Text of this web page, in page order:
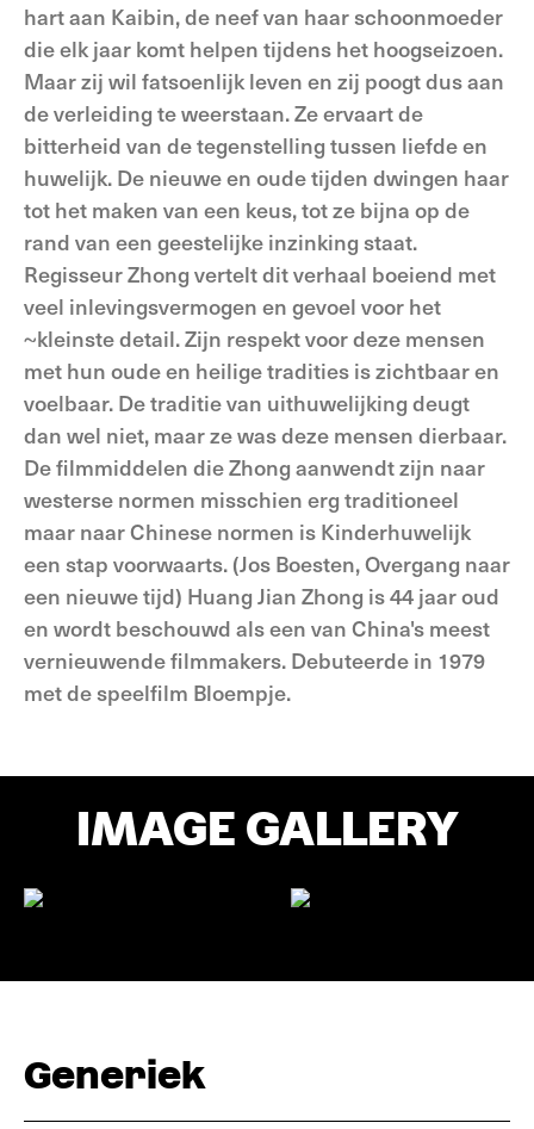
hart aan Kaibin, de neef van haar schoonmoeder
die elk jaar komt helpen tijdens het hoogseizoen.
Maar zij wil fatsoenlijk leven en zij poogt dus aan
de verleiding te weerstaan. Ze ervaart de
bitterheid van de tegenstelling tussen liefde en
huwelijk. De nieuwe en oude tijden dwingen haar
tot het maken van een keus, tot ze bijna op de
rand van een geestelijke inzinking staat.
Regisseur Zhong vertelt dit verhaal boeiend met
veel inlevingsvermogen en gevoel voor het
~kleinste detail. Zijn respekt voor deze mensen
met hun oude en heilige tradities is zichtbaar en
voelbaar. De traditie van uithuwelijking deugt
dan wel niet, maar ze was deze mensen dierbaar.
De filmmiddelen die Zhong aanwendt zijn naar
westerse normen misschien erg traditioneel
maar naar Chinese normen is Kinderhuwelijk
een stap voorwaarts. (Jos Boesten, Overgang naar
een nieuwe tijd) Huang Jian Zhong is 44 jaar oud
en wordt beschouwd als een van China's meest
vernieuwende filmmakers. Debuteerde in 1979
met de speelfilm Bloempje.
IMAGE GALLERY
Generiek